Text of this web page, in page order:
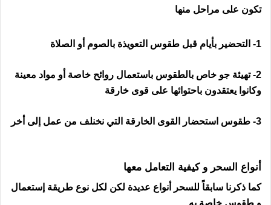
تكون على مراحل منها
1- التحضير بأيام قبل طقوس التعويذة بالصوم أو الصلاة
2- تهيئة جو خاص بالطقوس باستعمال روائح خاصة أو مواد معينة
وكانوا يعتقدون باحتوائها على قوى خارقة
3- طقوس استحضار القوى الخارقة التي نخنلف من عمل إلى أخر
أنواع السحر و كيفية التعامل معها
كما ذكرنا سابقاً للسحر أنواع عديدة لكن لكل نوع طريقة إستعمال
و طقوس خاصة به